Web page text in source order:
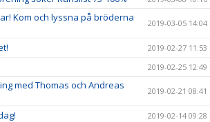
Kom och lyssna på bröderna
2019-03-05 14:04
2019-02-27 11:53
2019-02-25 12:49
med Thomas och Andreas
2019-02-21 08:41
2019-02-14 09:28